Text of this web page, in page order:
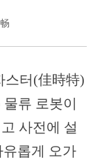
스터(佳時特)
류 로봇이
사전에 설
롭게 오가